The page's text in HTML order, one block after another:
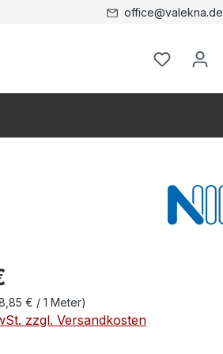
office@valekna.de
€ / 1 Meter)
zzgl. Versandkosten